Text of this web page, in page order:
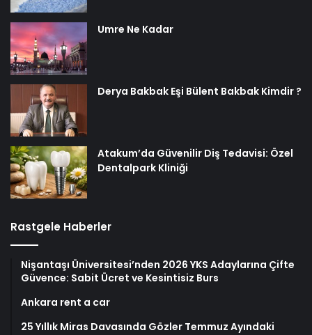
Umre Ne Kadar
Derya Bakbak Eşi Bülent Bakbak Kimdir ?
Atakum’da Güvenilir Diş Tedavisi: Özel
Dentalpark Kliniği
Rastgele Haberler
Nişantaşı Üniversitesi’nden 2026 YKS Adaylarına Çifte
Güvence: Sabit Ücret ve Kesintisiz Burs
Ankara rent a car
25 Yıllık Miras Davasında Gözler Temmuz Ayındaki